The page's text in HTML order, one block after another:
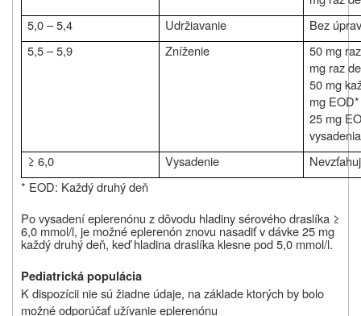
5,0 – 5,4
Udržiavanie
Bez
5,5 – 5,9
Zníženie
50 mg
mg raz
50 mg
mg EOD*
25 mg
vysadenia
≥6,0 Vysadenie
* EOD: Každý druhý deň
Po vysadení eplerenónu z dôvodu hladiny sérového draslíka ≥
6,0 mmol/l, je možné eplerenón znovu nasadiť v dávke 25 mg
každý druhý deň, keď hladina draslíka klesne pod 5,0 mmol/l.
Pediatrická populácia
K dispozícii nie sú žiadne údaje, na základe ktorých by bolo
možné odporúčať užívanie eplerenónu